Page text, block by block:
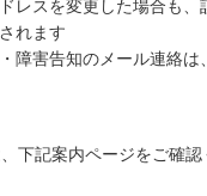
レスを変更した場合も
れます
障害告知のメール連絡
下記案内ページをご確認